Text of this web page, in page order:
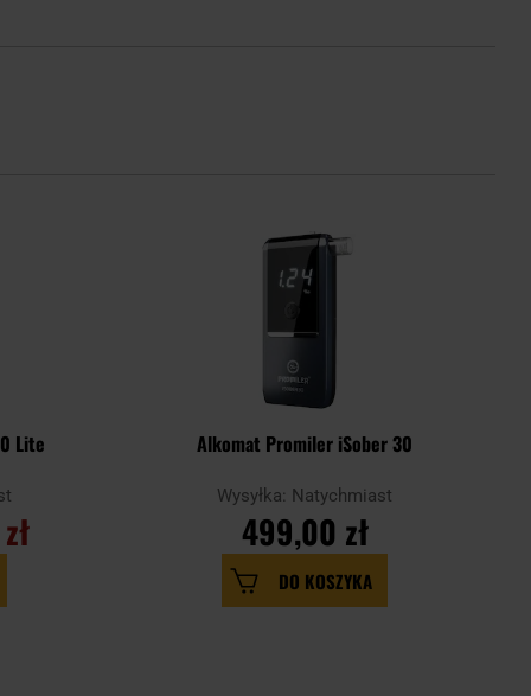
Lite Alkomat Promiler iSober 30
Wysyłka: Natychmiast
499,00 zł
DO KOSZYKA